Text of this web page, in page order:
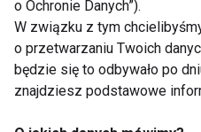
opiniom, nie zawsze
tych zjadanych na zimno.
jesteśmy na diecie.
energetyczny można
o Ochronie Danych”).
W związku z tym
o przetwarzaniu Twoich
będzie się to odbywało po
znajdziesz podstawowe